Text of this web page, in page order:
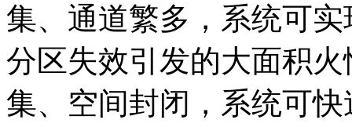
集、通道繁多，系统可
分区失效引发的大面积
集、空间封闭，系统可